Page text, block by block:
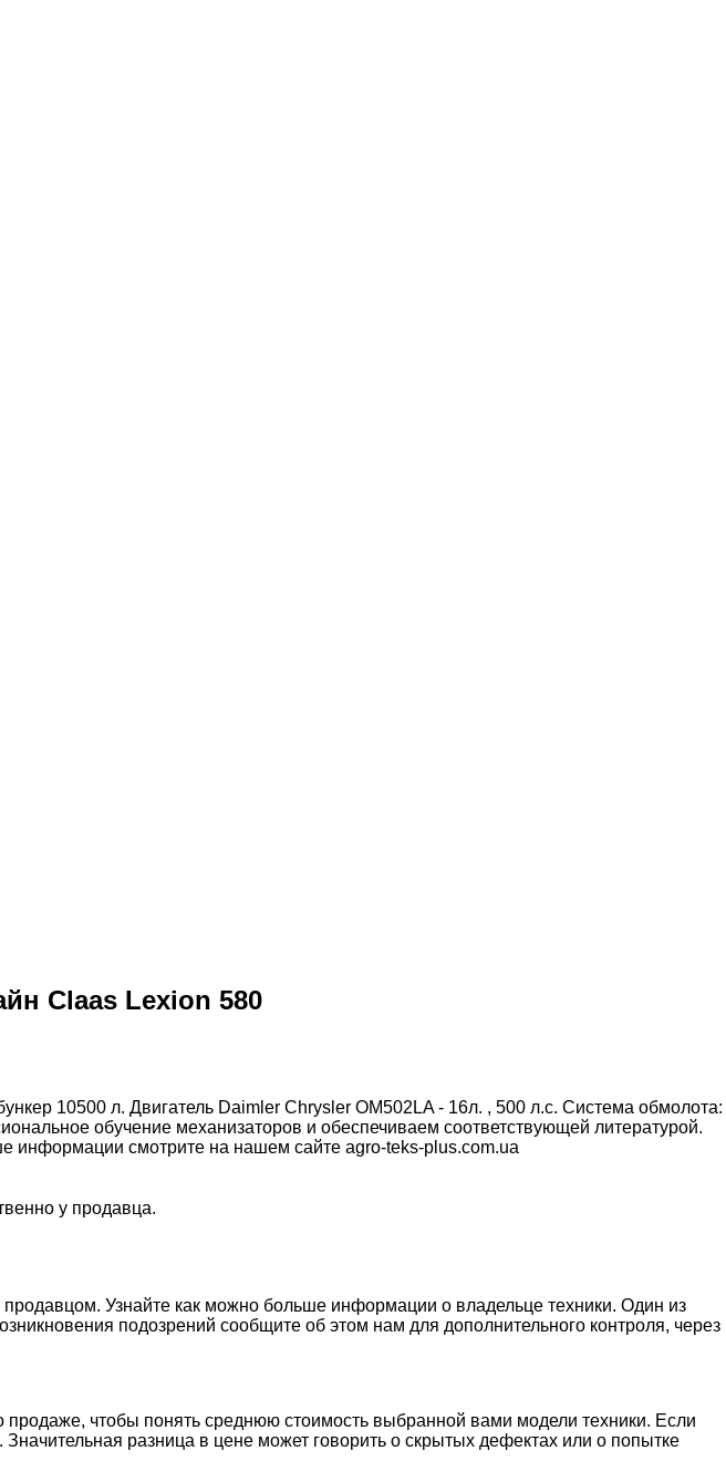
Claas Lexion 580
10500 л. Двигатель Daimler Chrysler OM502LA - 16л. , 500 л.с. Система обмолота:
обучение механизаторов и обеспечиваем соответствующей литературой.
информации смотрите на нашем сайте agro-teks-plus.com.ua
у продавца.
Узнайте как можно больше информации о владельце техники. Один из
подозрений сообщите об этом нам для дополнительного контроля, через
чтобы понять среднюю стоимость выбранной вами модели техники. Если
разница в цене может говорить о скрытых дефектах или о попытке